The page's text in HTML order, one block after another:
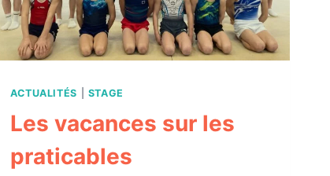
ACTUALITÉS STAGE
Les vacances sur les
praticables